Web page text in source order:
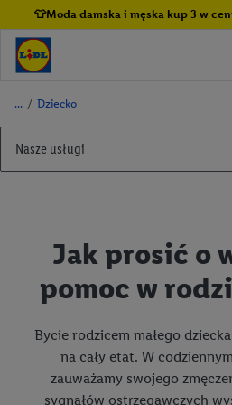
👕Moda damska i męska kup 3 w
/ Dziecko
Nasze usługi
Lidl Plus dla całej Rodziny
Lidl Pay
Informacje prawne
Regulamin „Lidl Plus”
Pomoc
Winnica Lidla
Butelkomaty Lidl
Alesto
Argus
Porady i inspiracje
Dom i wyposażenie wnętrz
Jak prosić o
pomoc w
Bycie rodzicem małego
na cały etat. W
zauważamy swojego
sygnałów ostrzegawczych